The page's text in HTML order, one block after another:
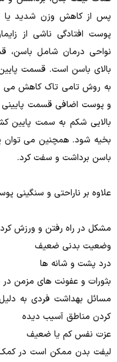
پس از کاهش وزن شدید یا
پوست افتادگی ناشی از
نواحی درمان شامل باسن،
بالای باسن است. قسمت
به روش تامی تاک کاهش می
و پوست اضافی قسمت
بالایی شکم به سمت پایین
بخیه شود. همچنین می توان
باسن برداشت و سفت کرد.
علاوه بر ناراحتی و سنگینی
مشکل در راه رفتن و ورزش
وضعیت بدنی ضعیف
درد پشت و شانه ها
بثورات و عفونت های مزمن
مسائل بهداشت فردی به
کردن مناطق آسیب دیده
عزت نفس کم یا ضعیف
لیفت بدن ممکن است در کمک